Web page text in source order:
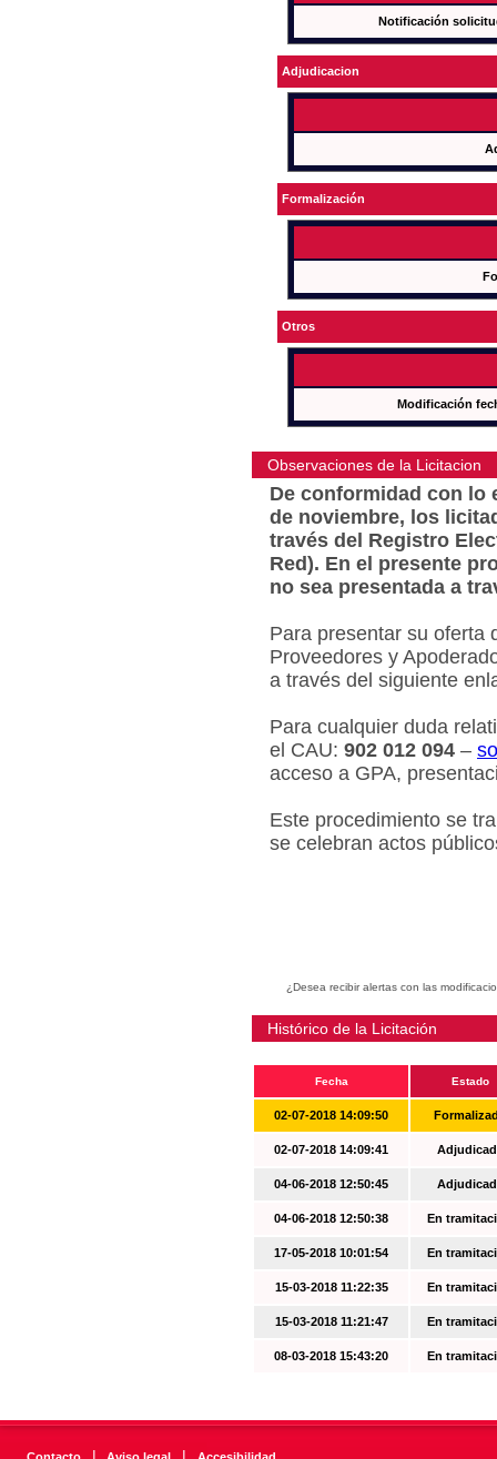
Notificación
Adjudicacion
Formalización
Otros
Modificación
Observaciones de la Licitacion
De conformidad con lo
de noviembre, los
través del Registro
Red). En el presente
no sea presentada a
Para presentar su oferta
Proveedores y
a través del siguiente
Para cualquier duda
el CAU: 902 012 094 –
acceso a GPA,
Este procedimiento se
se celebran actos
¿Desea recibir alertas con las
Histórico de la Licitación
Fecha Estado
02-07-2018 14:09:50
02-07-2018 14:09:41
04-06-2018 12:50:45
04-06-2018 12:50:38 En
17-05-2018 10:01:54 En
15-03-2018 11:22:35 En
15-03-2018 11:21:47 En
08-03-2018 15:43:20 En